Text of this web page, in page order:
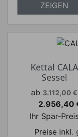
ZEIGEN
Kettal CALA
Sessel
Verkaufspreis
ab 3.112,00 €
Preis
2.956,40
Ihr Spar-
Preise inkl.